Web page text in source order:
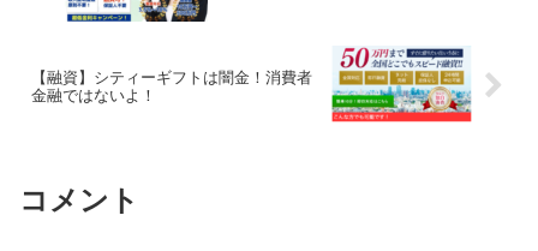
【融資】シティーギフトは闇金！消費者
金融ではないよ！
コメント